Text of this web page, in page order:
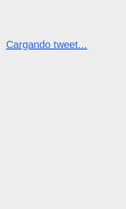
Cargando tweet...